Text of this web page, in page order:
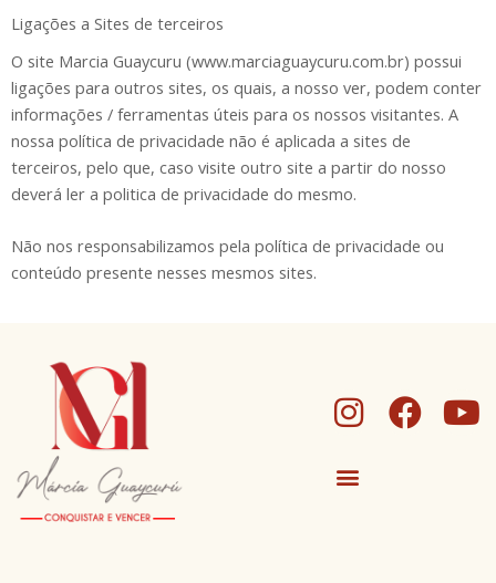
Ligações a Sites de terceiros
O site Marcia Guaycuru (www.marciaguaycuru.com.br) possui
ligações para outros sites, os quais, a nosso ver, podem conter
informações / ferramentas úteis para os nossos visitantes. A
nossa política de privacidade não é aplicada a sites de
terceiros, pelo que, caso visite outro site a partir do nosso
deverá ler a politica de privacidade do mesmo.
Não nos responsabilizamos pela política de privacidade ou
conteúdo presente nesses mesmos sites.
I
n
s
F
a
Y
o